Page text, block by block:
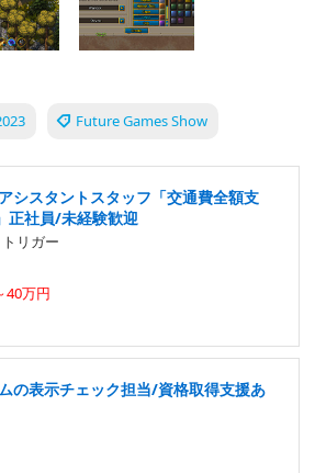
Future Games Show
シスタントスタッフ「交通費全額支
正社員/未経験歓迎
リガー
40万円
の表示チェック担当/資格取得支援あ